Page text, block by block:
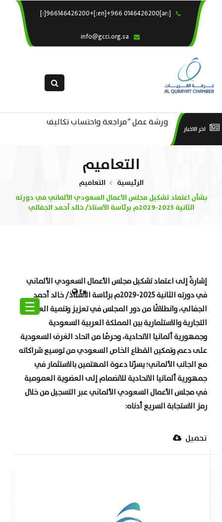
[:ar]966146426200+[:en]+966 0146426200[:]
En
☰
×
خدماتنا
التقديم الالكترونى
اخر الاخبار
ورشة عمل “مراجعة واحتساب تكاليف
لقطاع الترفيه – الثقافة – السياحة”
التعاميم
الرئيسية
التعاميم
بشأن اعتماد تشكيل مجلس الأعمال السعودي الألماني في دورته
الثانية 2025-2029م برئاسة الأستاذ/ خالد أحمد الجفالي
إشارةً إلى اعتماد تشكيل مجلس الأعمال السعودي الألماني
في دورته الثانية 2025-2029م برئاسة الأستاذ/ خالد أحمد
الجفالي، وانطلاقًا من دور المجلس في تعزيز وتنمية العلاقات
التجارية والاستثمارية بين المملكة العربية السعودية
وجمهورية ألمانيا الاتحادية، وحرصًا من اتحاد الغرف السعودية
على دعم وتمكين القطاع الخاص السعودي من توسيع شراكاته
مع الجانب الألماني؛ يسرّنا دعوة المهتمين بالاستثمار في
جمهورية ألمانيا الاتحادية للانضمام إلى العضوية العمومية
في مجلس الأعمال السعودي الألماني عبر التسجيل من خلال
رمز الاستجابة السريع أدناه:
تحميل